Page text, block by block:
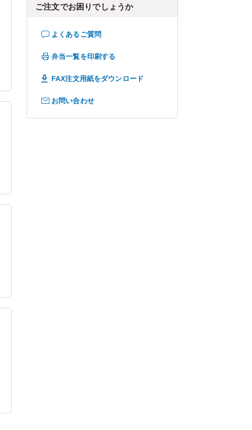
ご注文でお困りでしょうか
よくあるご質問
弁当一覧を印刷する
FAX注文用紙をダウンロード
お問い合わせ